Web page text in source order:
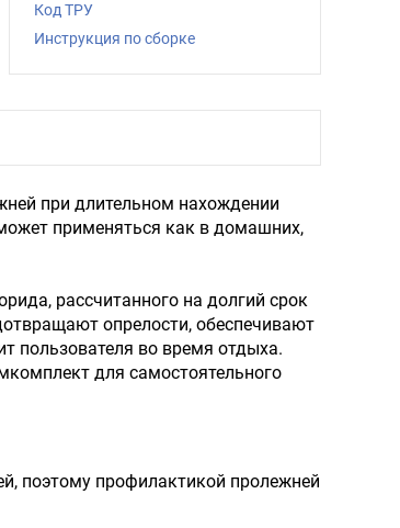
Код ТРУ
Инструкция по сборке
при длительном нахождении
применяться как в домашних,
рассчитанного на долгий срок
опрелости, обеспечивают
пользователя во время отдыха.
для самостоятельного
поэтому профилактикой пролежней